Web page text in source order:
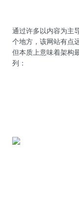
通过许多以内容为主
个地方，该网站有点
但本质上意味着架构
列：